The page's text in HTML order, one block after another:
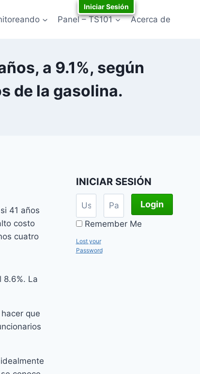
Panel – TS101 Acerca de
a 9.1%, según
de la gasolina.
41 años
costo
cuatro
8.6%. La
que
INICIAR SESIÓN
Remember Me
Lost your
Password
Iniciar Sesión